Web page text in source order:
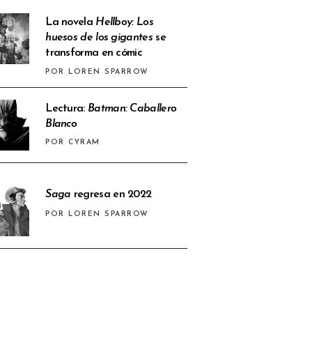
La novela Hellboy: Los
huesos de los gigantesse
transforma en cómic
POR LOREN SPARROW
Lectura: Batman: Caballero
Blanco
POR CYRAM
Saga regresa en 2022
POR LOREN SPARROW